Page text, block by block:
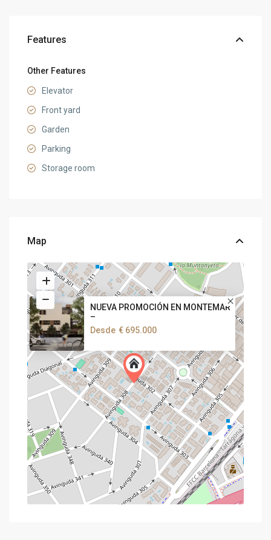
Features
Other Features
Elevator
Front yard
Garden
Parking
Storage room
Map
NUEVA PROMOCIÓN EN MONTEMAR
–
Desde € 695.000